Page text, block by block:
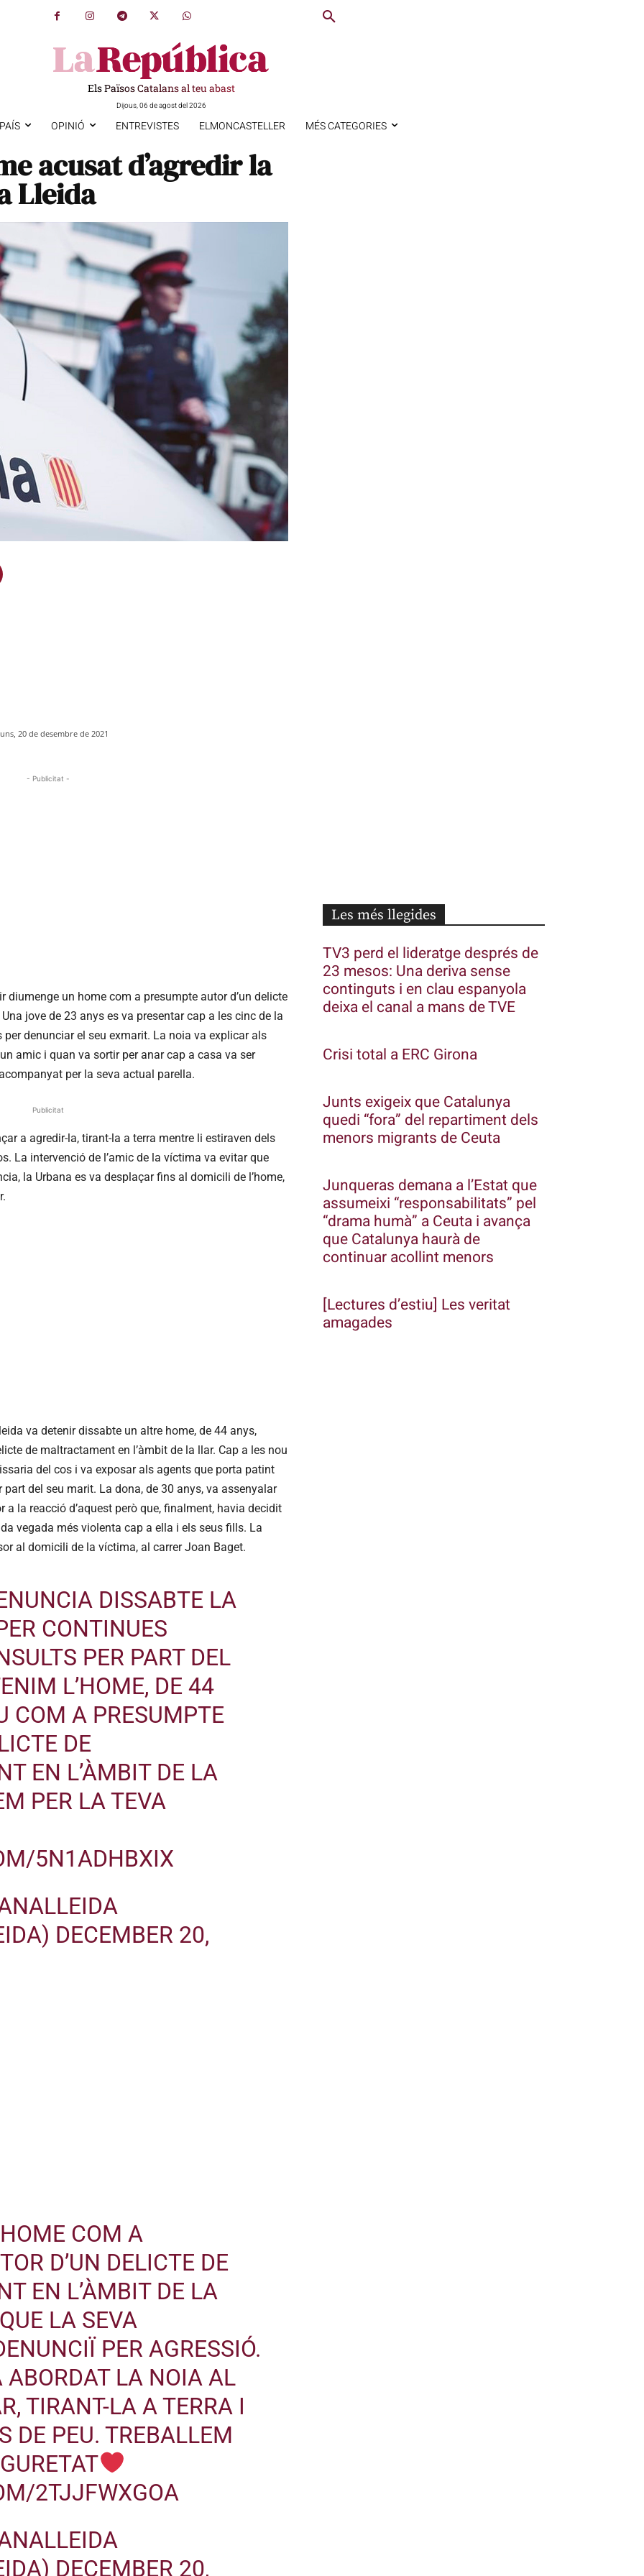
Els Països Catalans al teu abast
Dijous, 06 de agost del 2026
PAÍS OPINIÓ ENTREVISTES ELMONCASTELLER MÉS CATEGORIES
acusat d’agredir la
Lleida
20 de desembre de 2021
- Publicitat -
diumenge un home com a presumpte autor d’un delicte
jove de 23 anys es va presentar cap a les cinc de la
denunciar el seu exmarit. La noia va explicar als
amic i quan va sortir per anar cap a casa va ser
per la seva actual parella.
Publicitat
a agredir-la, tirant-la a terra mentre li estiraven dels
La intervenció de l’amic de la víctima va evitar que
la Urbana es va desplaçar fins al domicili de l’home,
va detenir dissabte un altre home, de 44 anys,
de maltractament en l’àmbit de la llar. Cap a les nou
del cos i va exposar als agents que porta patint
del seu marit. La dona, de 30 anys, va assenyalar
a la reacció d’aquest però que, finalment, havia decidit
vegada més violenta cap a ella i els seus fills. La
al domicili de la víctima, al carrer Joan Baget.
DISSABTE LA
CONTINUES
PER PART DEL
L’HOME, DE 44
COM A PRESUMPTE
DE
EN L’ÀMBIT DE LA
PER LA TEVA
5N1ADHBXIX
DECEMBER 20,
COM A
D’UN DELICTE DE
EN L’ÀMBIT DE LA
LA SEVA
PER AGRESSIÓ.
ABORDAT LA NOIA AL
TIRANT-LA A TERRA I
DE PEU. TREBALLEM
2TJJFWXGOA
DECEMBER 20,
Les més llegides
TV3 perd el lideratge després de
23 mesos: Una deriva sense
continguts i en clau espanyola
deixa el canal a mans de TVE
Crisi total a ERC Girona
Junts exigeix que Catalunya
quedi “fora” del repartiment dels
menors migrants de Ceuta
Junqueras demana a l’Estat que
assumeixi “responsabilitats” pel
“drama humà” a Ceuta i avança
que Catalunya haurà de
continuar acollint menors
[Lectures d’estiu] Les veritat
amagades